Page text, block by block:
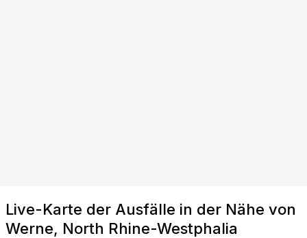
Live-Karte der Ausfälle in der Nähe von
Werne, North Rhine-Westphalia